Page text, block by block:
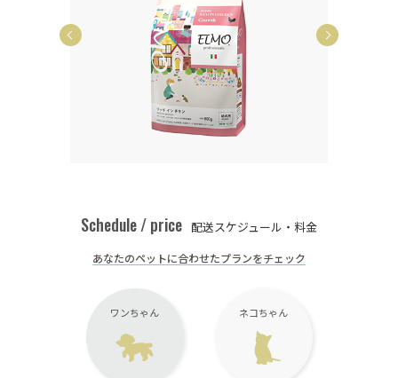
Schedule / price 配送スケジュール・料金
あなたのペットに合わせたプランをチェック
ワンちゃん ネコちゃん